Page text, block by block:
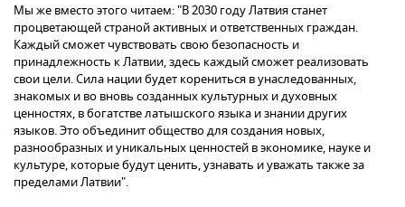
Мы же вместо этого читаем: "В 2030 году Латвия станет
процветающей страной активных и ответственных граждан.
Каждый сможет чувствовать свою безопасность и
принадлежность к Латвии, здесь каждый сможет реализовать
свои цели. Сила нации будет корениться в унаследованных,
знакомых и во вновь созданных культурных и духовных
ценностях, в богатстве латышского языка и знании других
языков. Это объединит общество для создания новых,
разнообразных и уникальных ценностей в экономике, науке и
культуре, которые будут ценить, узнавать и уважать также за
пределами Латвии".